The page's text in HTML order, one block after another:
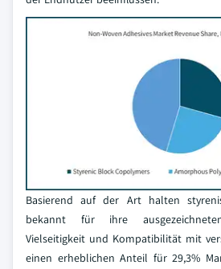
Basierend auf der Art halten
bekannt für ihre ausgezeichneten
Vielseitigkeit und Kompatibilität mit
einen erheblichen Anteil für 29,3%